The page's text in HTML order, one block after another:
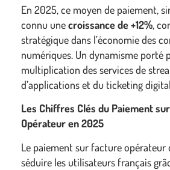
En 2025, ce moyen de paiement,
connu unecroissance de +12%,
stratégique dans l’économie des
numériques. Un dynamisme porté
multiplication des services de
d’applications et du ticketing
Les Chiffres Clés du Paiement
Opérateur en 2025
Le paiement sur facture opérateur
séduire les utilisateurs français